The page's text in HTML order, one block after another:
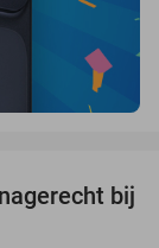
34%
bij